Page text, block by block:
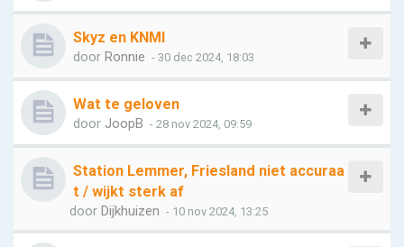
Skyz en KNMI
door Ronnie - 30 dec 2024, 18:03
Wat te geloven
door JoopB - 28 nov 2024, 09:59
Station Lemmer, Friesland niet accuraa
t / wijkt sterk af
door Dijkhuizen - 10 nov 2024, 13:25